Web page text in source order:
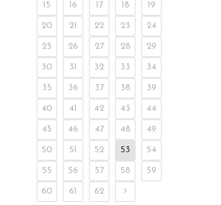
15 16 17 18 19
20 21 22 23 24
25 26 27 28 29
30 31 32 33 34
35 36 37 38 39
40 41 42 43 44
45 46 47 48 49
50 51 52 53 54
55 56 57 58 59
60 61 62